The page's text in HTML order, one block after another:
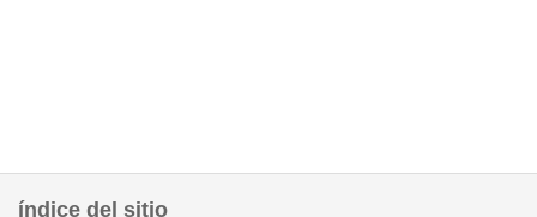
índice del sitio